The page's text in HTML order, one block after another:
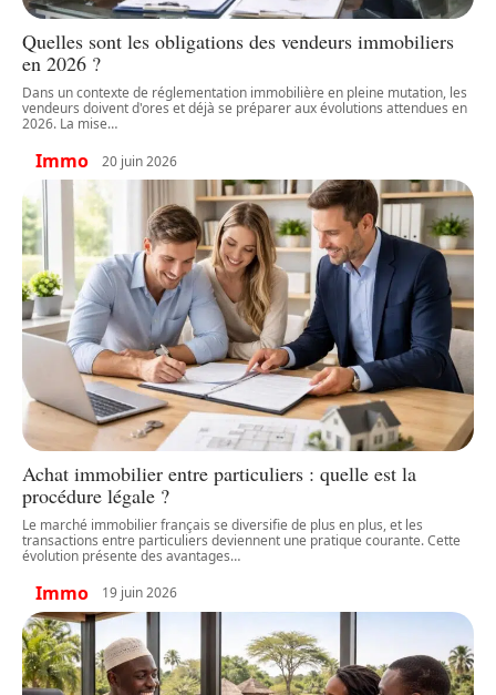
Quelles sont les obligations des vendeurs immobiliers
en 2026 ?
Dans un contexte de réglementation immobilière en pleine mutation, les
vendeurs doivent d'ores et déjà se préparer aux évolutions attendues en
2026. La mise…
Immo 20 juin 2026
Achat immobilier entre particuliers : quelle est la
procédure légale ?
Le marché immobilier français se diversifie de plus en plus, et les
transactions entre particuliers deviennent une pratique courante. Cette
évolution présente des avantages…
Immo 19 juin 2026